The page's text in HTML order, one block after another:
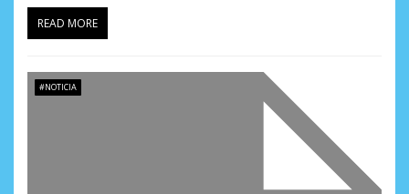
a
d
a
READ MORE
#NOTICIA